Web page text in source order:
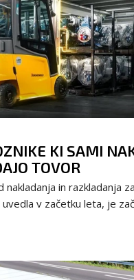
KI SAMI
TOVOR
nakladanja in razkladanja
v začetku leta, je